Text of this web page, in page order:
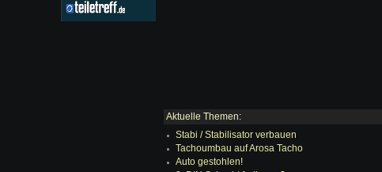
Aktuelle Themen:
Stabi / Stabilisator verbauen
Tachoumbau auf Arosa Tacho
Auto gestohlen!